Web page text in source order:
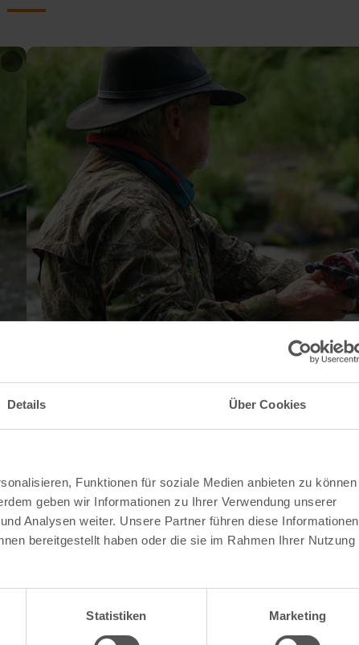
Details Über Cookies
Funktionen für soziale Medien anbieten zu können
geben wir Informationen zu Ihrer Verwendung unserer
Analysen weiter. Unsere Partner führen diese Informationen
bereitgestellt haben oder die sie im Rahmen Ihrer Nutzung
Statistiken Marketing